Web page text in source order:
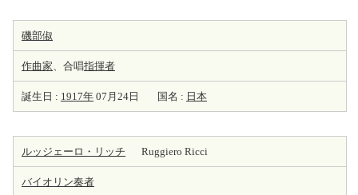
磯部俶
作曲家、合唱指揮者
誕生日 : 1917年 07月24日 国名 : 日本
ルッジェーロ・リッチ Ruggiero Ricci
バイオリン奏者